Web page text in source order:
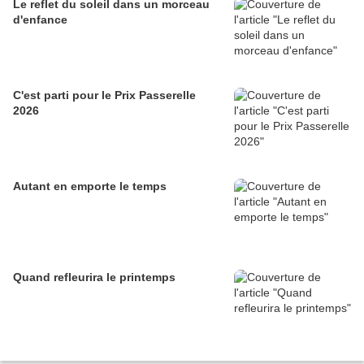
Le reflet du soleil dans un morceau
d'enfance
C'est parti pour le Prix Passerelle
2026
Autant en emporte le temps
Quand refleurira le printemps